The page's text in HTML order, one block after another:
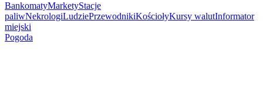
BankomatyMarketyStacje
paliwNekrologiLudziePrzewodnikiKościołyKursy walutInformator
miejski
Pogoda